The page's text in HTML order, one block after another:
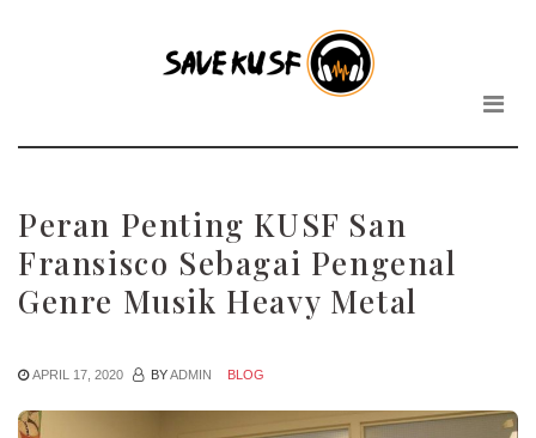
-
KUSF
San
Peran Penting KUSF San
Fransisco Sebagai Pengenal
Genre Musik Heavy Metal
APRIL 17, 2020 BYADMIN BLOG